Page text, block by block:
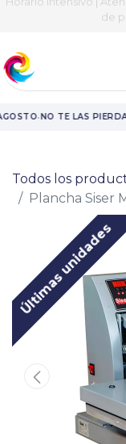
Horario intensivo |
de
·NO TE LAS
Todos los
Plancha Siser
Últimas unidades